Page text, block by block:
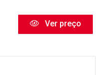
Ver preço